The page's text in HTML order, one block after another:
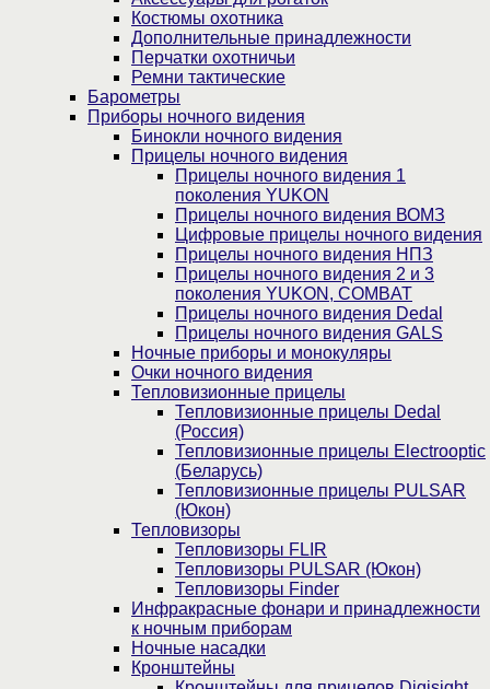
Костюмы охотника
Дополнительные принадлежности
Перчатки охотничьи
Ремни тактические
Барометры
Приборы ночного видения
Бинокли ночного видения
Прицелы ночного видения
Прицелы ночного видения 1
поколения YUKON
Прицелы ночного видения ВОМЗ
Цифровые прицелы ночного видения
Прицелы ночного видения НПЗ
Прицелы ночного видения 2 и 3
поколения YUKON, COMBAT
Прицелы ночного видения Dedal
Прицелы ночного видения GALS
Ночные приборы и монокуляры
Очки ночного видения
Тепловизионные прицелы
Тепловизионные прицелы Dedal
(Россия)
Тепловизионные прицелы Electrooptic
(Беларусь)
Тепловизионные прицелы PULSAR
(Юкон)
Тепловизоры
Тепловизоры FLIR
Тепловизоры PULSAR (Юкон)
Тепловизоры Finder
Инфракрасные фонари и принадлежности
к ночным приборам
Ночные насадки
Кронштейны